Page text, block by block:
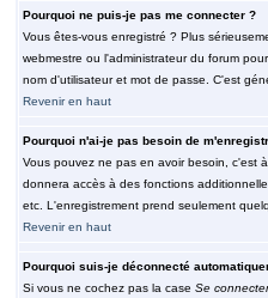
Pourquoi ne puis-je pas me connecter ?
Vous êtes-vous enregistré ? Plus
webmestre ou l'administrateur du forum
nom d'utilisateur et mot de passe. C'est
Revenir en haut
Pourquoi n'ai-je pas besoin de
Vous pouvez ne pas en avoir besoin, c'est
donnera accès à des fonctions
etc. L'enregistrement prend seulement
Revenir en haut
Pourquoi suis-je déconnecté
Si vous ne cochez pas la case Se